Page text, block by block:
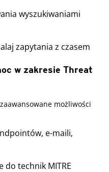
wyszukiwaniami
zapytania z czasem
w zakresie Threat
możliwości
e-maili,
technik MITRE